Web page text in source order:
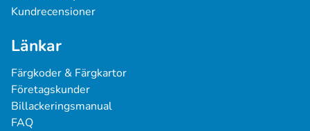
Kundrecensioner
Länkar
Färgkoder & Färgkartor
Företagskunder
Billackeringsmanual
FAQ